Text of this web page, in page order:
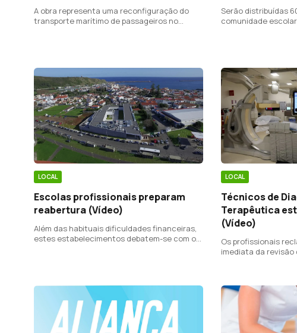
A obra representa uma reconfiguração do
transporte marítimo de passageiros no
Serão distribuídas
comunidade
LOCAL
Escolas profissionais preparam
reabertura (Vídeo)
Além das habituais dificuldades financeiras,
estes estabelecimentos debatem-se com os
LOCAL
Técnicos de
Terapêutica
(Vídeo)
Os profissionais
imediata da revisão